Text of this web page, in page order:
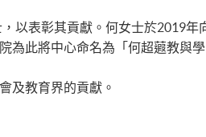
以表彰其貢獻。何女士於2019年
為此將中心命名為「何超蕸教與
及教育界的貢獻。